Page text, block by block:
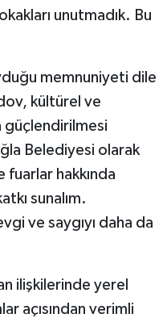
unutmadık. Bu
memnuniyeti dile
kültürel ve
güçlendirilmesi
Belediyesi olarak
hakkında
sunalım.
ve saygıyı daha da
ilişkilerinde yerel
açısından verimli